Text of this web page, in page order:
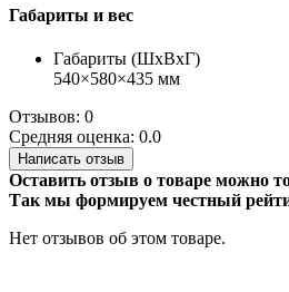
Габариты и вес
Габариты (ШхВхГ)
540×580×435 мм
Отзывов: 0
Средняя оценка: 0.0
Написать отзыв
Оставить отзыв о товаре можно
Так мы формируем честный
Нет отзывов об этом товаре.